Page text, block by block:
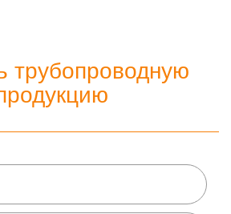
трубопроводную